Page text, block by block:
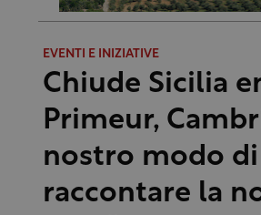
EVENTI E INIZIATIVE
Chiude Sicilia
Primeur,
nostro modo di
raccontare la